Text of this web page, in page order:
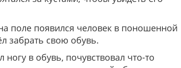
поле появился человек в поношенной
забрать свою обувь.
в обувь, почувствовал что-то